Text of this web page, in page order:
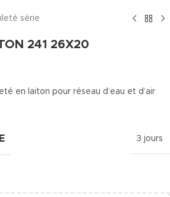
série
241 26X20
en laiton pour réseau d’eau et d’air
3 jours